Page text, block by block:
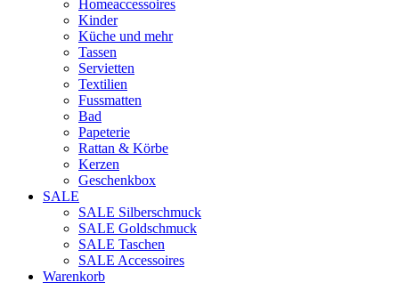
Homeaccessoires
Kinder
Küche und mehr
Tassen
Servietten
Textilien
Fussmatten
Bad
Papeterie
Rattan & Körbe
Kerzen
Geschenkbox
SALE
SALE Silberschmuck
SALE Goldschmuck
SALE Taschen
SALE Accessoires
Warenkorb